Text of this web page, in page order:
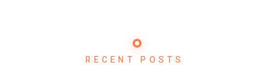
RECENT POSTS